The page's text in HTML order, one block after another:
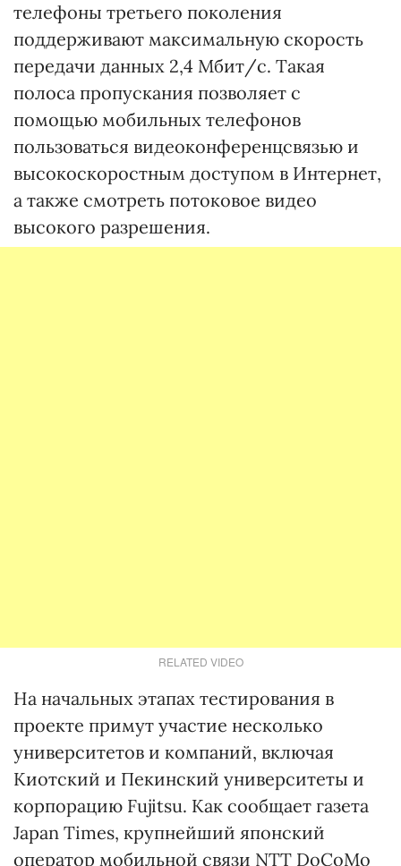
телефоны третьего поколения
поддерживают максимальную скорость
передачи данных 2,4 Мбит/c. Такая
полоса пропускания позволяет с
помощью мобильных телефонов
пользоваться видеоконференцсвязью и
высокоскоростным доступом в Интернет,
а также смотреть потоковое видео
высокого разрешения.
RELATED VIDEO
На начальных этапах тестирования в
проекте примут участие несколько
университетов и компаний, включая
Киотский и Пекинский университеты и
корпорацию Fujitsu. Как сообщает газета
Japan Times, крупнейший японский
оператор мобильной связи NTT DoCoMo